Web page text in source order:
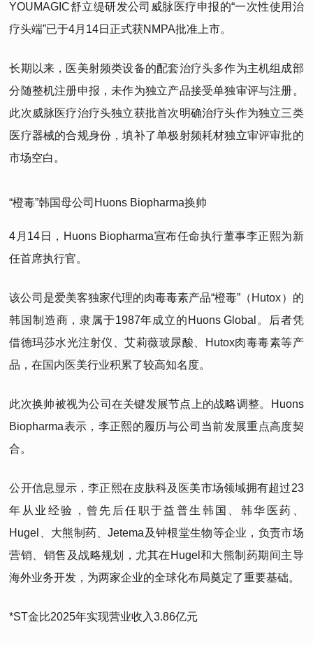
YOUMAGIC舒立缇研发公司威脉医疗申报的“一次性使用治
疗头端”已于4月14日正式获NMPA批准上市。
长期以来，医美射频类设备的配套治疗头多作为主机组成部
分随整机注册申报，未作为独立产品接受单独审评与注册。
此次威脉医疗治疗头独立获批首次明确治疗头作为独立三类
医疗器械的合规身份，填补了单极射频耗材独立审评审批的
市场空白。
“橙毒”韩国母公司Huons Biopharma换帅
4月14日，Huons Biopharma宣布任命执行董事李正熙为新
任首席执行官。
该公司是爱美客独家代理的肉毒毒素产品“橙毒”（Hutox）的
韩国制造商，隶属于1987年成立的Huons Global。后者凭
借德玛莎水光注射仪、艾莉薇玻尿酸、Hutox肉毒毒素等产
品，在国内医美行业积累了较高知名度。
此次换帅被视为公司在关键发展节点上的战略调整。Huons
Biopharma表示，李正熙的履历与公司当前发展重点高度契
合。
公开信息显示，李正熙在皮肤科及医美市场领域拥有超过23
年从业经验，曾先后任职于益普生韩国、韩华医药、
Hugel、大熊制药、Jetema及钟根堂生物等企业，负责市场
营销、销售及战略规划，尤其在Hugel和大熊制药期间主导
海外业务开发，为两家企业的全球化布局奠定了重要基础。
*ST金比2025年实现营业收入3.86亿元